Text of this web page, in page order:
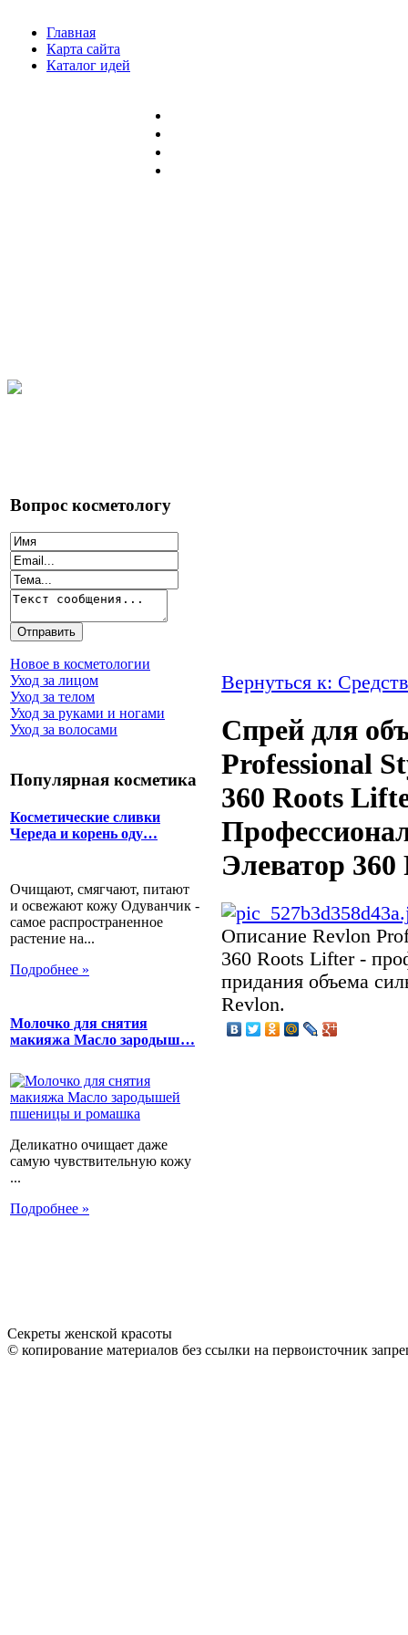
Главная
Карта сайта
Каталог идей
Вопрос косметологу
Новое в косметологии
Уход за лицом
Уход за телом
Уход за руками и ногами
Уход за волосами
Популярная косметика
Косметические сливки
Череда и корень оду…
Очищают, смягчают, питают
и освежают кожу Одуванчик -
самое распространенное
растение на...
Подробнее »
Молочко для снятия
макияжа Масло зародыш…
Деликатно очищает даже
самую чувствительную кожу
...
Подробнее »
Вернуться к:
Спрей для
Professional
360 Roots
Элеватор
Описание Revlon
360 Roots Lifter -
придания объема
Revlon.
Секреты женской красоты
© копирование материалов без ссылки на первоисточник